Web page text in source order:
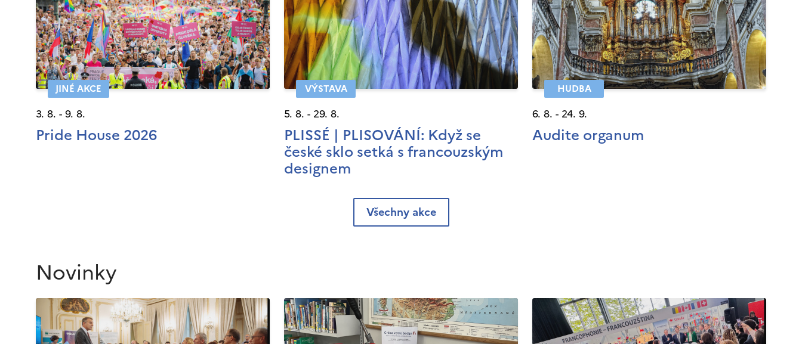
JINÉ AKCE
3. 8. - 9. 8.
Pride House 2026
VÝSTAVA
5. 8. - 29. 8.
PLISSÉ | PLISOVÁNÍ: Když se
české sklo setká s francouzským
designem
HUDBA
6. 8. - 24. 9.
Audite organum
Všechny akce
Novinky